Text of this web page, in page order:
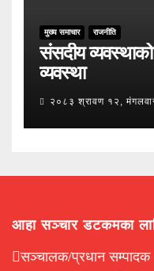
मुख्य समाचार राजनीति
संसदीय
व्यवस्था
२०८३ श्रावण १२,
आहा सञ्चार डटकमका
सञ्चालक/प्रधान